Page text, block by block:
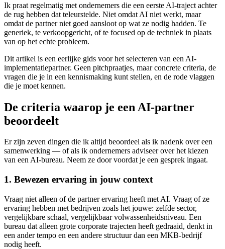
Ik praat regelmatig met ondernemers die een eerste AI-traject achter
de rug hebben dat teleurstelde. Niet omdat AI niet werkt, maar
omdat de partner niet goed aansloot op wat ze nodig hadden. Te
generiek, te verkoopgericht, of te focused op de techniek in plaats
van op het echte probleem.
Dit artikel is een eerlijke gids voor het selecteren van een AI-
implementatiepartner. Geen pitchpraatjes, maar concrete criteria, de
vragen die je in een kennismaking kunt stellen, en de rode vlaggen
die je moet kennen.
De criteria waarop je een AI-partner
beoordeelt
Er zijn zeven dingen die ik altijd beoordeel als ik nadenk over een
samenwerking — of als ik ondernemers adviseer over het kiezen
van een AI-bureau. Neem ze door voordat je een gesprek ingaat.
1. Bewezen ervaring in jouw context
Vraag niet alleen of de partner ervaring heeft met AI. Vraag of ze
ervaring hebben met bedrijven zoals het jouwe: zelfde sector,
vergelijkbare schaal, vergelijkbaar volwassenheidsniveau. Een
bureau dat alleen grote corporate trajecten heeft gedraaid, denkt in
een ander tempo en een andere structuur dan een MKB-bedrijf
nodig heeft.